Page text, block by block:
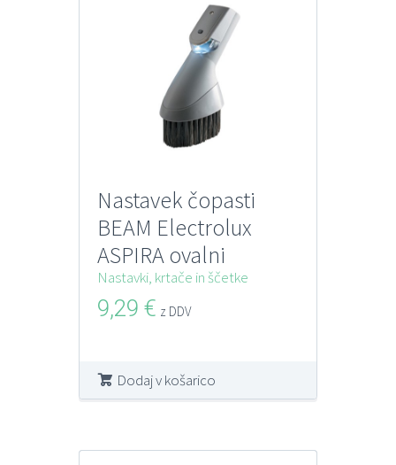
Nastavek čopasti
BEAM Electrolux
ASPIRA ovalni
Nastavki, krtače in ščetke
9,29 € z DDV
Dodaj v košarico